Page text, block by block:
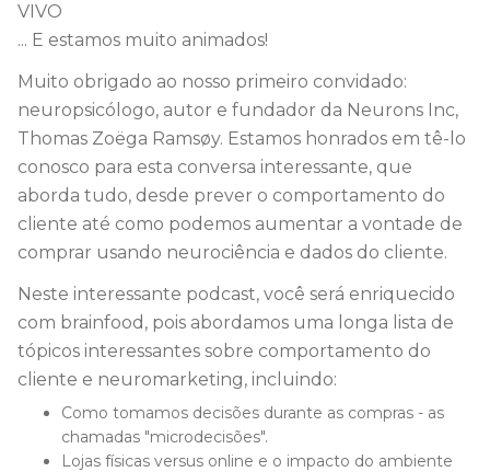
VIVO
... E estamos muito animados!
Muito obrigado ao nosso primeiro convidado:
neuropsicólogo, autor e fundador da Neurons Inc,
Thomas Zoëga Ramsøy. Estamos honrados em tê-lo
conosco para esta conversa interessante, que
aborda tudo, desde prever o comportamento do
cliente até como podemos aumentar a vontade de
comprar usando neurociência e dados do cliente.
Neste interessante podcast, você será enriquecido
com brainfood, pois abordamos uma longa lista de
tópicos interessantes sobre comportamento do
cliente e neuromarketing, incluindo:
Como tomamos decisões durante as compras - as
chamadas "microdecisões".
Lojas físicas versus online e o impacto do ambiente